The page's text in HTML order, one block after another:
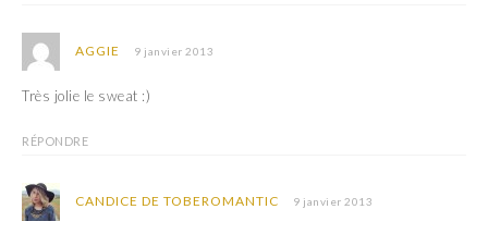
AGGIE 9 janvier 2013
Très jolie le sweat :)
RÉPONDRE
CANDICE DE TOBEROMANTIC 9 janvier 2013